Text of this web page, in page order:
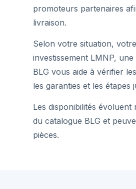
promoteurs partenaires
livraison.
Selon votre situation,
investissement LMNP,
BLG vous aide à vérifier
les garanties et les étapes
Les disponibilités évoluent
du catalogue BLG et
pièces.